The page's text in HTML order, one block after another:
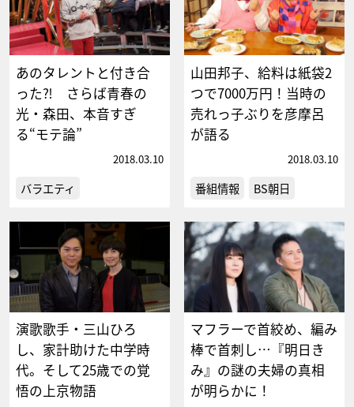
あのタレントと付き合
った⁈ さらば青春の
光・森田、本音すぎ
る“モテ論”
2018.03.10
バラエティ
山田邦子、給料は紙袋2
つで7000万円！当時の
売れっ子ぶりを彦摩呂
が語る
2018.03.10
番組情報 BS朝日
演歌歌手・三山ひろ
し、家計助けた中学時
代。そして25歳での覚
悟の上京物語
マフラーで首絞め、編み
棒で首刺し…『明日き
み』の謎の夫婦の真相
が明らかに！